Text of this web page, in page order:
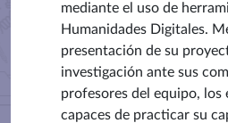
mediante el uso de
Humanidades Digitales.
presentación de su
investigación ante sus
profesores del equipo, los
capaces de practicar su